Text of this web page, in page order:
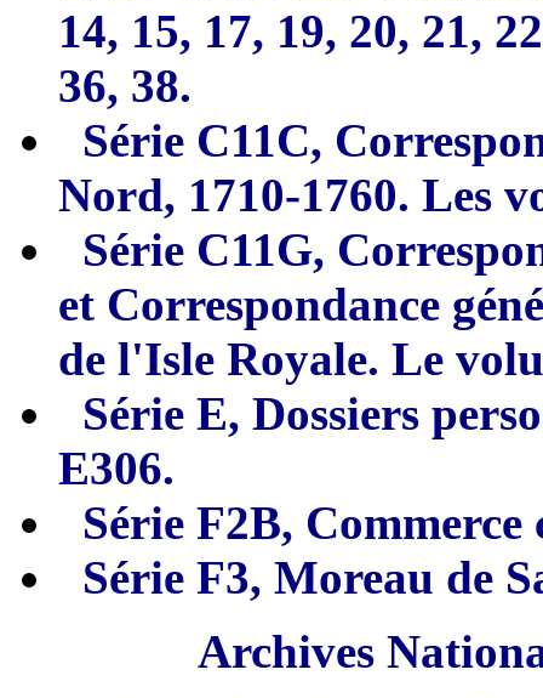
14, 15, 17, 19, 20, 21,
36, 38.
Série C11C,
Nord, 1710-1760. Les
Série C11G,
et Correspondance
de l'Isle Royale. Le
Série E, Dossiers
E306.
Série F2B,
Série F3, Moreau de
Archives